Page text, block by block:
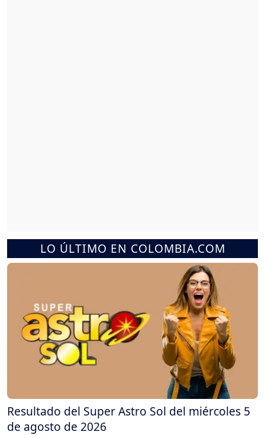
LO ÚLTIMO EN COLOMBIA.COM
Resultado del Super Astro Sol del miércoles 5
de agosto de 2026